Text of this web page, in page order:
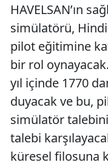
HAVELSAN’ın
simülatörü,
pilot eğitimine
bir rol
yıl içinde 1770
duyacak ve bu,
simülatör
talebi
küresel filosuna